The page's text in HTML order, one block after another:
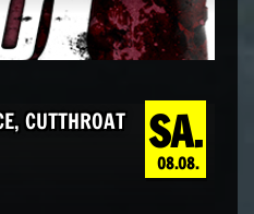
SA.
08.08.
CUTTHROAT